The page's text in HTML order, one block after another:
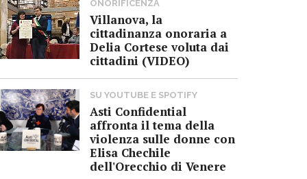
ONORIFICENZA
Villanova, la
cittadinanza onoraria a
Delia Cortese voluta dai
cittadini (VIDEO)
SU YOUTUBE E SPOTIFY
Asti Confidential
affronta il tema della
violenza sulle donne con
Elisa Chechile
dell'Orecchio di Venere